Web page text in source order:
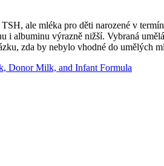
ale mléka pro děti narozené v
výrazně nižší. Vybraná
zda by nebylo vhodné do umělých
Donor Milk, and Infant Formula